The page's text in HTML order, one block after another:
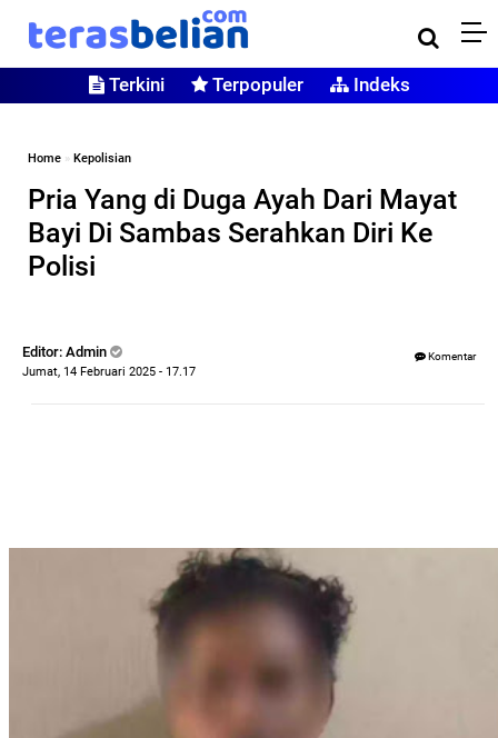
Terkini Terpopuler Indeks
Home » Kepolisian
Pria Yang di Duga Ayah Dari Mayat
Bayi Di Sambas Serahkan Diri Ke
Polisi
Editor: Admin
Jumat, 14 Februari 2025 - 17.17
Komentar